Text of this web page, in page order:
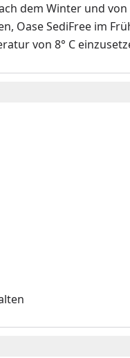
dem Winter und
Oase SediFree im
von 8° C